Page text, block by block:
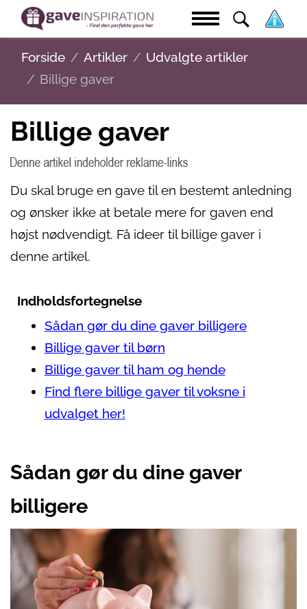
Forside Artikler
Udvalgte artikler
Billige gaver
Billige gaver
Du skal bruge en gave til en bestemt anledning
og ønsker ikke at betale mere for gaven end
højst nødvendigt. Få ideer til billige gaver i
denne artikel.
Indholdsfortegnelse
Sådan gør du dine gaver billigere
Billige gaver til børn
Billige gaver til ham og hende
Find flere billige gaver til voksne i
udvalget her!
Sådan gør du dine gaver
billigere